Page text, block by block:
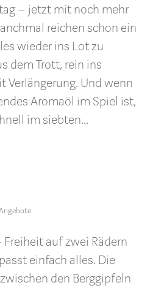
– jetzt mit noch mehr
reichen schon ein
wieder ins Lot zu
dem Trott, rein ins
Verlängerung. Und wenn
Aromaöl im Spiel ist,
im siebten...
auf zwei Rädern
einfach alles. Die
den Berggipfeln